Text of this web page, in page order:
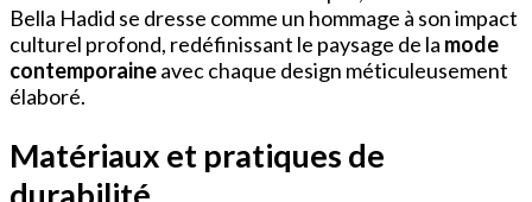
Bella Hadid se dresse comme un hommage à son impact
culturel profond, redéfinissant le paysage de la mode
contemporaineavec chaque design méticuleusement
élaboré.
Matériaux et pratiques de